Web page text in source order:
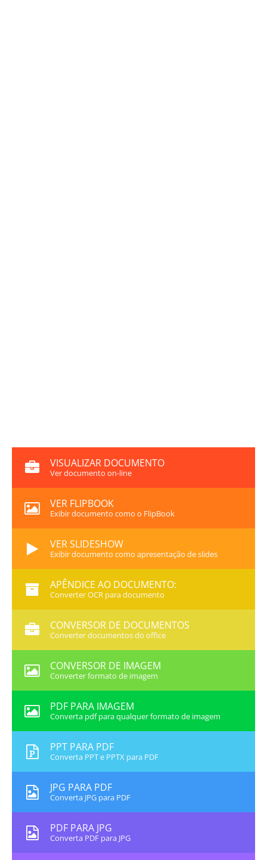
VISUALIZAR DOCUMENTO
Ver documento on-line
VER FLIPBOOK
Exibir documento como o FlipBook
VER SLIDESHOW
Exibir documento como apresentação de slides
APÊNDICE AO DOCUMENTO:
Converter OCR para documento
CONVERSOR DE DOCUMENTOS
Converter documentos do office
CONVERSOR DE IMAGEM
Converter formato de imagem
PDF PARA IMAGEM
Converta pdf para qualquer formato de imagem
PPT PARA PDF
Converta PPT e PPTX para PDF
JPG PARA PDF
Converta JPG para PDF
PDF PARA JPG
Converta PDF para JPG